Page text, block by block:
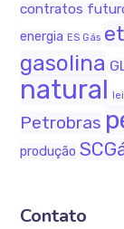
contratos
energia ES Gás
gasolina
natural
Petrobras
produção
Contato